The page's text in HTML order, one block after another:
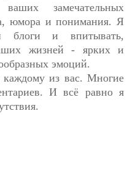
замечательных
юмора и понимания. Я
и впитывать,
жизней - ярких и
эмоций.
из вас. Многие
И всё равно я